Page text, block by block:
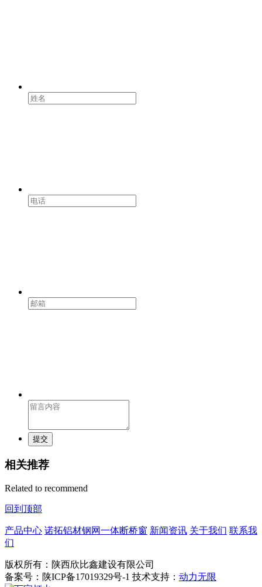
提交
相关推荐
Related to recommend
回到顶部
产品中心 诺拓铝材钢网一体断桥窗 新闻资讯 关于我们 联系我
们
版权所有：陕西欣比鑫建设有限公司
备案号：陕ICP备17019329号-1 技术支持： 动力无限